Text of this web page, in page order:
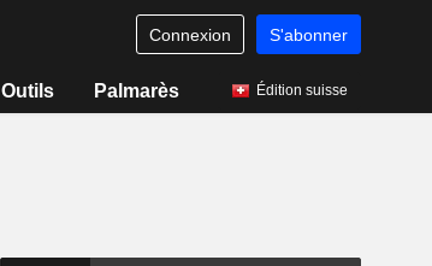
Connexion S'abonner
Outils Palmarès Édition suisse